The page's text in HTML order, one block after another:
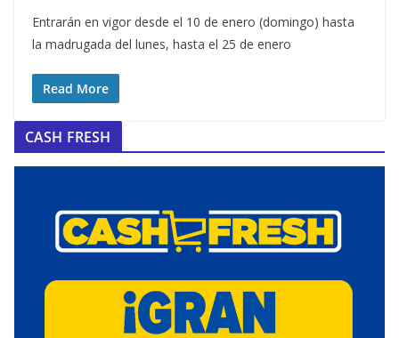
Entrarán en vigor desde el 10 de enero (domingo) hasta
la madrugada del lunes, hasta el 25 de enero
Read More
CASH FRESH